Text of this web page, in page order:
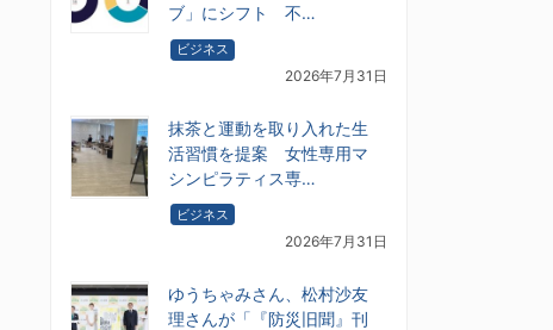
ブ」にシフト 不…
ビジネス
2026年7月31日
抹茶と運動を取り入れた生
活習慣を提案 女性専用マ
シンピラティス専…
ビジネス
2026年7月31日
ゆうちゃみさん、松村沙友
理さんが「『防災旧聞』刊